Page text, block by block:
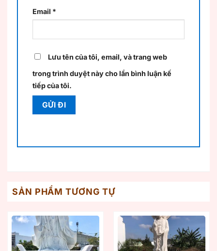
Email *
Lưu tên của tôi, email, và trang web
trong trình duyệt này cho lần bình luận kế
tiếp của tôi.
SẢN PHẨM TƯƠNG TỰ